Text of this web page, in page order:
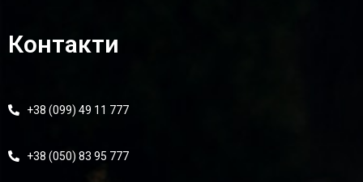
Контакти
+38 (099) 49 11 777
+38 (050) 83 95 777